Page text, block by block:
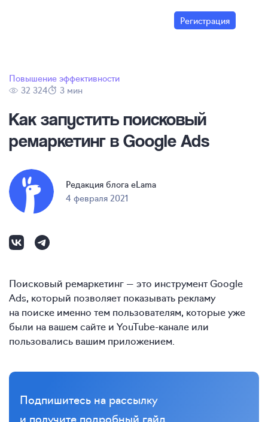
Регистрация
Повышение эффективности
32 324
3 мин
Как запустить поисковый
ремаркетинг в Google Ads
Редакция блога eLama
4 февраля 2021
Поисковый ремаркетинг — это инструмент Google
Ads, который позволяет показывать рекламу
на поиске именно тем пользователям, которые уже
были на вашем сайте и YouTube-канале или
пользовались вашим приложением.
Подпишитесь на рассылку
и получите подробный гайд